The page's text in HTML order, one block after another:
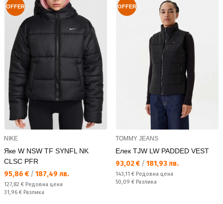
OFFER
NIKE
Яке W NSW TF SYNFL NK
CLSC PFR
Текуща цена:
95,86 € / 187,49 лв.
Редовна цена:
127,82 € Редовна цена
Спестявате:
31,96 € Разлика
OFFER
TOMMY JEANS
Елек TJW LW PADDED VEST
Текуща цена:
93,02 € / 181,93 лв.
Редовна цена:
143,11 € Редовна цена
Спестявате:
50,09 € Разлика